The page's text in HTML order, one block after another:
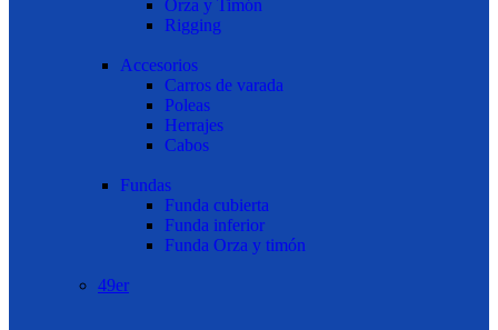
Orza y Timón
Rigging
Accesorios
Carros de varada
Poleas
Herrajes
Cabos
Fundas
Funda cubierta
Funda inferior
Funda Orza y timón
49er